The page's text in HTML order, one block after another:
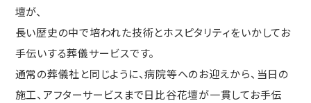
壇が、
長い歴史の中で培われた技術とホスピタリティをいかしてお
手伝いする葬儀サービスです。
通常の葬儀社と同じように、病院等へのお迎えから、当日の
施工、アフターサービスまで日比谷花壇が一貫してお手伝